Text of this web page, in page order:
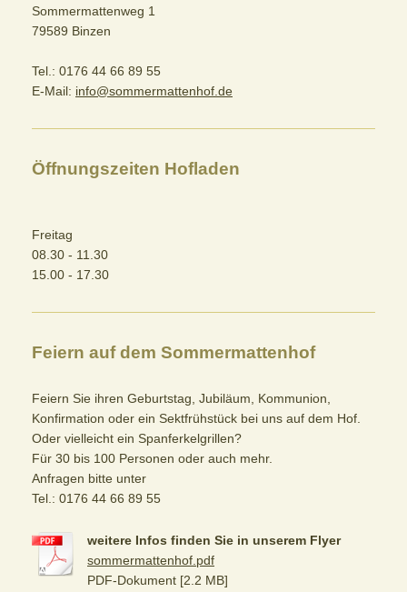
Sommermattenweg 1
79589 Binzen
Tel.: 0176 44 66 89 55
E-Mail: info@sommermattenhof.de
Öffnungszeiten Hofladen
Freitag
08.30 - 11.30
15.00 - 17.30
Feiern auf dem Sommermattenhof
Feiern Sie ihren Geburtstag, Jubiläum, Kommunion,
Konfirmation oder ein Sektfrühstück bei uns auf dem Hof.
Oder vielleicht ein Spanferkelgrillen?
Für 30 bis 100 Personen oder auch mehr.
Anfragen bitte unter
Tel.: 0176 44 66 89 55
weitere Infos finden Sie in unserem Flyer
sommermattenhof.pdf
PDF-Dokument [2.2 MB]